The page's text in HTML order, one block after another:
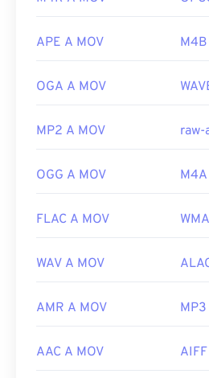
uno è obsoleto e l'altro è
Versione iniziale:
CH203-BBCGDDDF
APE A MOV
OGA A MOV
MP2 A MOV raw-
OGG A MOV
FLAC A MOV
WAV A MOV
AMR A MOV
AAC A MOV